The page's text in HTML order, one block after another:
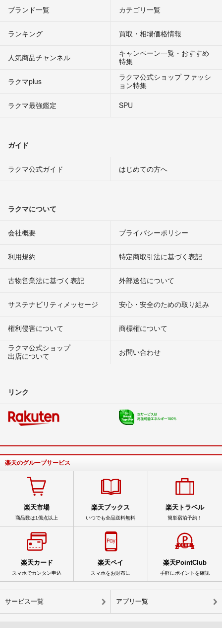
ブランド一覧 カテゴリ一覧
ランキング 買取・相場価格情報
人気商品チャンネル
キャンペーン一覧・おすすめ
特集
ラクマplus
ラクマ公式ショップ ファッシ
ョン特集
ラクマ最強鑑定
SPU
ガイド
ラクマ公式ガイド はじめての方へ
ラクマについて
会社概要 プライバシーポリシー
利用規約 特定商取引法に基づく表記
古物営業法に基づく表記 外部送信について
サステナビリティメッセージ 安心・安全のための取り組み
権利侵害について
商標権について
ラクマ公式ショップ
出店について
お問い合わせ
リンク
楽天のグループサービス
楽天市場
商品数は1億点以上
楽天ブックス
いつでも全品送料無料
楽天トラベル
簡単宿泊予約！
楽天カード
スマホでカンタン申込
楽天ペイ
スマホをお財布に
楽天PointClub
手軽にポイントを確認
サービス一覧 アプリ一覧